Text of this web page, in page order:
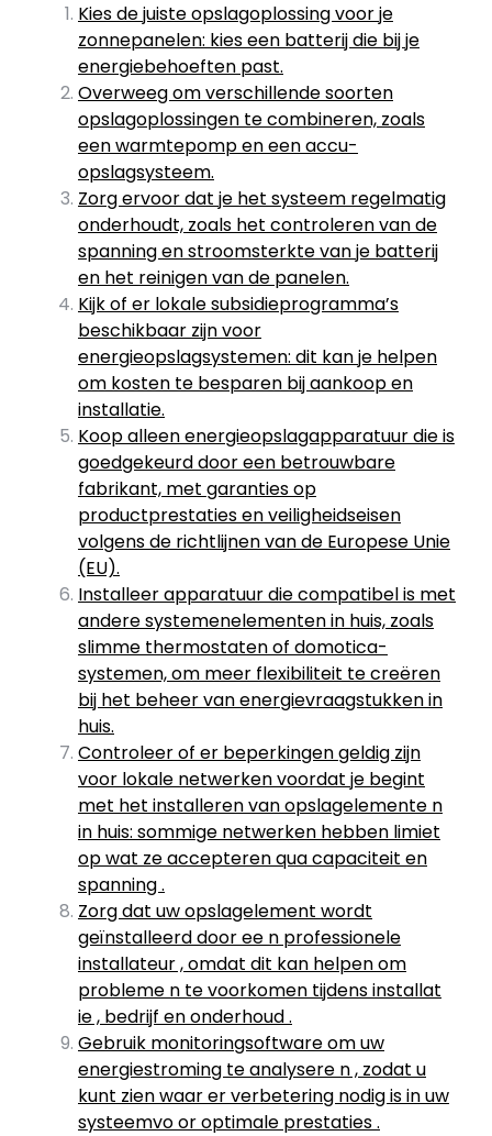
Kies de juiste opslagoplossing voor je
zonnepanelen: kies een batterij die bij je
energiebehoeften past.
Overweeg om verschillende soorten
opslagoplossingen te combineren, zoals
een warmtepomp en een accu-
opslagsysteem.
Zorg ervoor dat je het systeem regelmatig
onderhoudt, zoals het controleren van de
spanning en stroomsterkte van je batterij
en het reinigen van de panelen.
Kijk of er lokale subsidieprogramma’s
beschikbaar zijn voor
energieopslagsystemen: dit kan je helpen
om kosten te besparen bij aankoop en
installatie.
Koop alleen energieopslagapparatuur die is
goedgekeurd door een betrouwbare
fabrikant, met garanties op
productprestaties en veiligheidseisen
volgens de richtlijnen van de Europese Unie
(EU).
Installeer apparatuur die compatibel is met
andere systemenelementen in huis, zoals
slimme thermostaten of domotica-
systemen, om meer flexibiliteit te creëren
bij het beheer van energievraagstukken in
huis.
Controleer of er beperkingen geldig zijn
voor lokale netwerken voordat je begint
met het installeren van opslagelemente n
in huis: sommige netwerken hebben limiet
op wat ze accepteren qua capaciteit en
spanning .
Zorg dat uw opslagelement wordt
geïnstalleerd door ee n professionele
installateur , omdat dit kan helpen om
probleme n te voorkomen tijdens installat
ie , bedrijf en onderhoud .
Gebruik monitoringsoftware om uw
energiestroming te analysere n , zodat u
kunt zien waar er verbetering nodig is in uw
systeemvo or optimale prestaties .